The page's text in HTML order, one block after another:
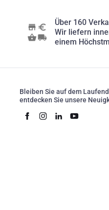
Über 160
Wir liefern
einem
Bleiben Sie auf dem
entdecken Sie unsere